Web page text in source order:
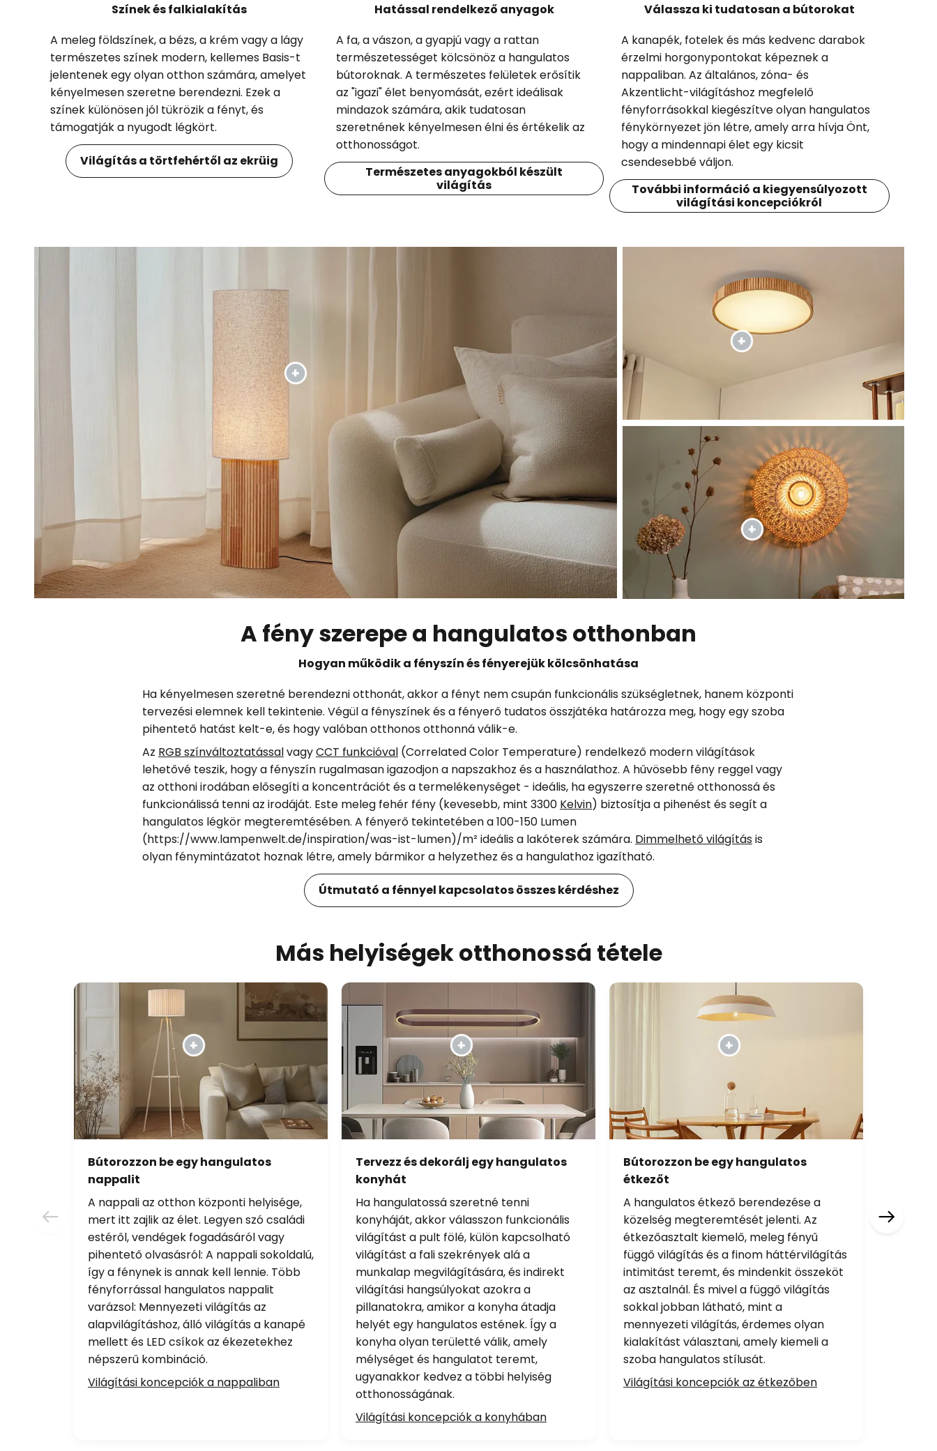
Színek és falkialakítás
A meleg földszínek, a bézs, a krém vagy a lágy
természetes színek modern, kellemes Basis-t
jelentenek egy olyan otthon számára, amelyet
kényelmesen szeretne berendezni. Ezek a
színek különösen jól tükrözik a fényt, és
támogatják a nyugodt légkört.
Világítás a törtfehértől az ekrüig
Hatással rendelkező anyagok
A fa, a vászon, a gyapjú vagy a rattan
természetességet kölcsönöz a hangulatos
bútoroknak. A természetes felületek erősítik
az "igazi" élet benyomását, ezért ideálisak
mindazok számára, akik tudatosan
szeretnének kényelmesen élni és értékelik az
otthonosságot.
Természetes anyagokból készült
világítás
Válassza ki tudatosan a bútorokat
A kanapék, fotelek és más kedvenc darabok
érzelmi horgonypontokat képeznek a
nappaliban. Az általános, zóna- és
Akzentlicht-világításhoz megfelelő
fényforrásokkal kiegészítve olyan hangulatos
fénykörnyezet jön létre, amely arra hívja Önt,
hogy a mindennapi élet egy kicsit
csendesebbé váljon.
További információ a kiegyensúlyozott
világítási koncepciókról
A fény szerepe a hangulatos otthonban
Hogyan működik a fényszín és fényerejük kölcsönhatása
Ha kényelmesen szeretné berendezni otthonát, akkor a fényt nem csupán funkcionális szükségletnek, hanem központi
tervezési elemnek kell tekintenie. Végül a fényszínek és a fényerő tudatos összjátéka határozza meg, hogy egy szoba
pihentető hatást kelt-e, és hogy valóban otthonos otthonná válik-e.
Az RGB színváltoztatássalvagyCCT funkcióval (Correlated Color Temperature) rendelkező modern világítások
lehetővé teszik, hogy a fényszín rugalmasan igazodjon a napszakhoz és a használathoz. A hűvösebb fény reggel vagy
az otthoni irodában elősegíti a koncentrációt és a termelékenységet - ideális, ha egyszerre szeretné otthonossá és
funkcionálissá tenni az irodáját. Este meleg fehér fény (kevesebb, mint 3300 Kelvin) biztosítja a pihenést és segít a
hangulatos légkör megteremtésében. A fényerő tekintetében a 100-150 Lumen
(https://www.lampenwelt.de/inspiration/was-ist-lumen)/m² ideális a lakóterek számára. Dimmelhető világításis
olyan fénymintázatot hoznak létre, amely bármikor a helyzethez és a hangulathoz igazítható.
Útmutató a fénnyel kapcsolatos összes kérdéshez
Más helyiségek otthonossá tétele
Bútorozzon be egy hangulatos
nappalit
A nappali az otthon központi helyisége,
mert itt zajlik az élet. Legyen szó családi
estéről, vendégek fogadásáról vagy
pihentető olvasásról: A nappali sokoldalú,
így a fénynek is annak kell lennie. Több
fényforrással hangulatos nappalit
varázsol: Mennyezeti világítás az
alapvilágításhoz, álló világítás a kanapé
mellett és LED csíkok az ékezetekhez
népszerű kombináció.
Világítási koncepciók a nappaliban
Tervezz és dekorálj egy hangulatos
konyhát
Ha hangulatossá szeretné tenni
konyháját, akkor válasszon funkcionális
világítást a pult fölé, külön kapcsolható
világítást a fali szekrények alá a
munkalap megvilágítására, és indirekt
világítási hangsúlyokat azokra a
pillanatokra, amikor a konyha átadja
helyét egy hangulatos estének. Így a
konyha olyan területté válik, amely
mélységet és hangulatot teremt,
ugyanakkor kedvez a többi helyiség
otthonosságának.
Világítási koncepciók a konyhában
Bútorozzon be egy hangulatos
étkezőt
A hangulatos étkező berendezése a
közelség megteremtését jelenti. Az
étkezőasztalt kiemelő, meleg fényű
függő világítás és a finom háttérvilágítás
intimitást teremt, és mindenkit összeköt
az asztalnál. És mivel a függő világítás
sokkal jobban látható, mint a
mennyezeti világítás, érdemes olyan
kialakítást választani, amely kiemeli a
szoba hangulatos stílusát.
Világítási koncepciók az étkezőben
mögötti